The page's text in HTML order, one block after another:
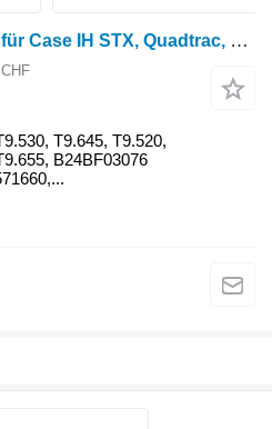
CNH T9.565 Gummikette für Case IH STX, Quadtrac, 480,500,535,540,550,580,600,620,9370,9380 New Holland CR T9.565, T9.600, T9.530, T9.645, T9.520, T9.580, T9.615, T9.655, Getreideernter
T9.645, T9.520,
B24BF03076